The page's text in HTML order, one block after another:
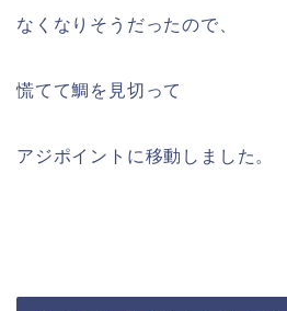
なくなりそうだったので、
慌てて鯛を見切って
アジポイントに移動しました。